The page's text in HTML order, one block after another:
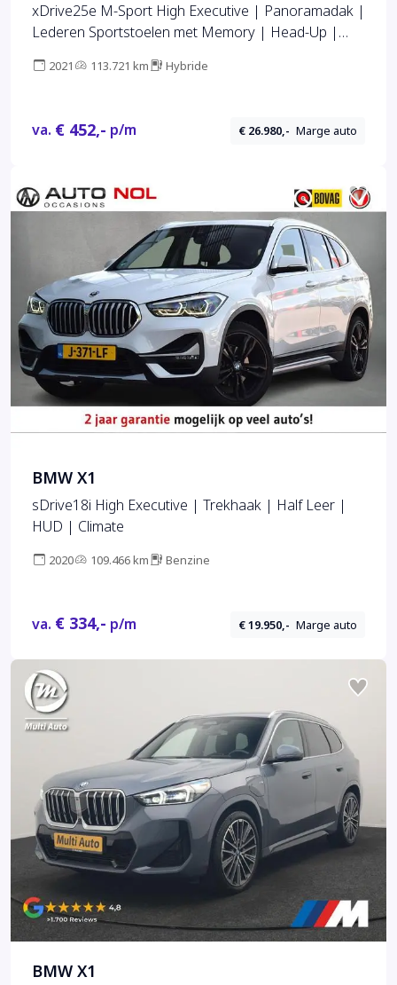
xDrive25e M-Sport High Executive | Panoramadak |
Lederen Sportstoelen met Memory | Head-Up |
2021 113.721 km Hybride
va. € 452,- p/m € 26.980,- Marge auto
BMW X1
sDrive18i High Executive | Trekhaak | Half Leer |
HUD | Climate
2020 109.466 km Benzine
va. € 334,- p/m € 19.950,- Marge auto
BMW X1